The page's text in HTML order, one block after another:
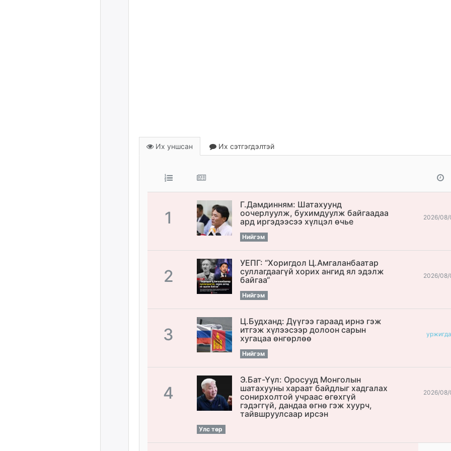
Их уншсан Их сэтгэгдэлтэй
1
Г.Дамдинням: Шатахуунд
оочерлуулж, бухимдуулж байгаадаа
ард иргэдээсээ хүлцэл өчье
Нийгэм
2026/08/
2
УЕПГ: “Хоригдол Ц.Амгаланбаатар
cуллагдаагүй хорих ангид ял эдэлж
байгаа“
Нийгэм
2026/08/
3
Ц.Будханд: Дүүгээ гараад ирнэ гэж
итгэж хүлээсээр долоон сарын
хугацаа өнгөрлөө
Нийгэм
4
Э.Бат-Үүл: Оросууд Монголын
шатахууны хараат байдлыг хадгалах
сонирхолтой учраас өгөхгүй
гэдэггүй, дандаа өгнө гэж хуурч,
тайвшруулсаар ирсэн
Улс төр
2026/08/